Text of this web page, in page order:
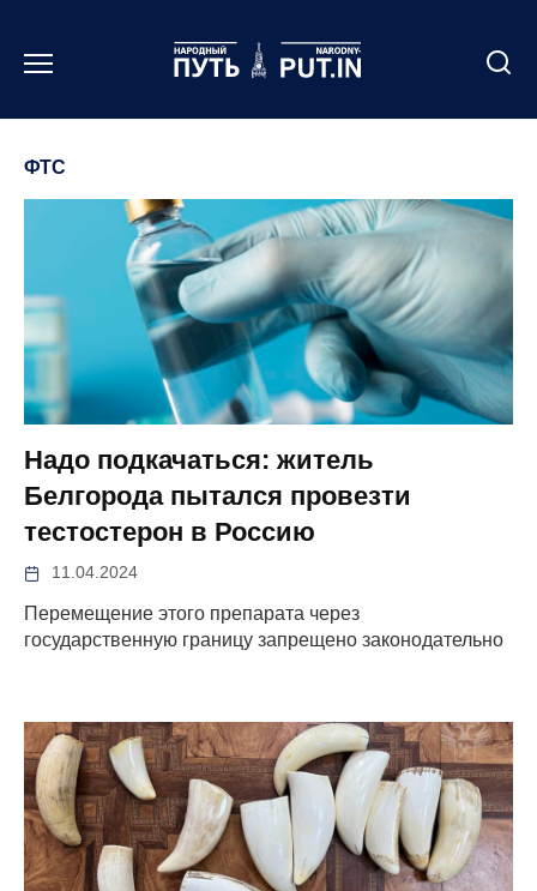
содержанию
ФТС
Надо подкачаться: житель
Белгорода пытался провезти
тестостерон в Россию
11.04.2024
Перемещение этого препарата через
государственную границу запрещено законодательно